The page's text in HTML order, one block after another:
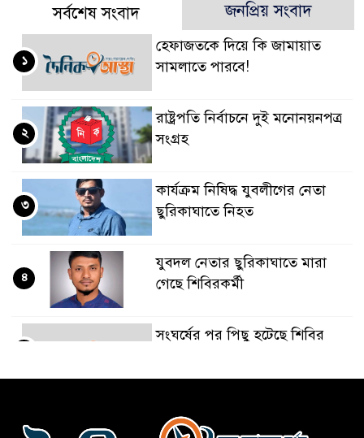
সর্বশেষ সংবাদ জনপ্রিয় সংবাদ
হেফাজতকে দিয়ে কি জামায়াত
সামলাতে পারবে!
১
রাষ্ট্রপতি নির্বাচনে দুই মনোনয়নপত্র
সংগ্রহ
২
কার্যক্রম নিষিদ্ধ যুবলীগের নেতা
ছুরিকাঘাতে নিহত
৩
যুবদল নেতার ছুরিকাঘাতে মারা
গেছে শিবিরকর্মী
৪
সংঘর্ষের পর পিছু হটেছে শিবির
অবস্থানে আছে ছাত্রদল
৬